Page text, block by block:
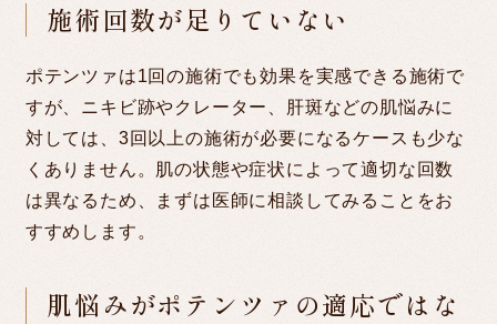
施術回数が足りていない
ポテンツァは1回の施術でも効果を実感できる施術で
すが、ニキビ跡やクレーター、肝斑などの肌悩みに
対しては、3回以上の施術が必要になるケースも少な
くありません。肌の状態や症状によって適切な回数
は異なるため、まずは医師に相談してみることをお
すすめします。
肌悩みがポテンツァの適応ではな